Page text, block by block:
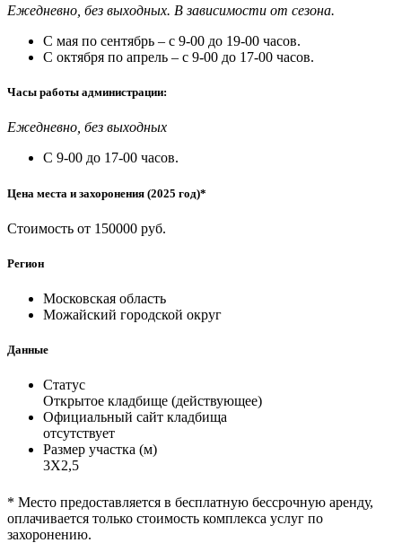
Ежедневно, без выходных. В зависимости от сезона.
С мая по сентябрь – с 9-00 до 19-00 часов.
С октября по апрель – с 9-00 до 17-00 часов.
Часы работы администрации:
Ежедневно, без выходных
С 9-00 до 17-00 часов.
Цена места и захоронения (2025 год)*
Стоимость от 150000 руб.
Регион
Московская область
Можайский городской округ
Данные
Статус
Открытое кладбище (действующее)
Официальный сайт кладбища
отсутствует
Размер участка (м)
3Х2,5
* Место предоставляется в бесплатную бессрочную аренду,
оплачивается только стоимость комплекса услуг по
захоронению.